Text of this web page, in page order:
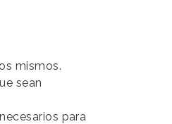
mismos.
sean
para